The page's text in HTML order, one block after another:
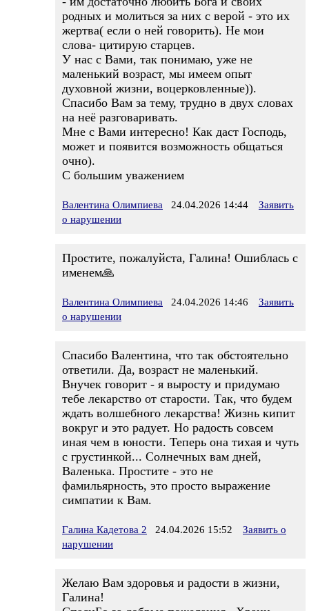
родных и молиться за них с верой - это их
жертва( если о ней говорить). Не мои
слова- цитирую старцев.
У нас с Вами, так понимаю, уже не
маленький возраст, мы имеем опыт
духовной жизни, воцерковленные)).
Спасибо Вам за тему, трудно в двух словах
на неё разговаривать.
Мне с Вами интересно! Как даст Господь,
может и появится возможность общаться
очно).
С большим уважением
Валентина Олимпиева 24.04.2026 14:44
Заявить
о нарушении
Простите, пожалуйста, Галина! Ошиблась с
именем🙏
Валентина Олимпиева 24.04.2026 14:46
Заявить
о нарушении
Спасибо Валентина, что так обстоятельно
ответили. Да, возраст не маленький.
Внучек говорит - я выросту и придумаю
тебе лекарство от старости. Так, что будем
ждать волшебного лекарства! Жизнь кипит
вокруг и это радует. Но радость совсем
иная чем в юности. Теперь она тихая и чуть
с грустинкой... Солнечных вам дней,
Валенька. Простите - это не
фамильярность, это просто выражение
симпатии к Вам.
Галина Кадетова 2 24.04.2026 15:52
Заявить о
нарушении
Желаю Вам здоровья и радости в жизни,
Галина!